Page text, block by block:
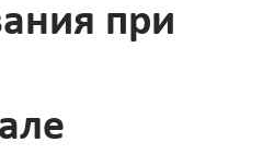
при